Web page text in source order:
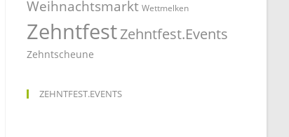
Weihnachtsmarkt Wettmelken
ZehntfestZehntfest.Events
Zehntscheune
ZEHNTFEST.EVENTS